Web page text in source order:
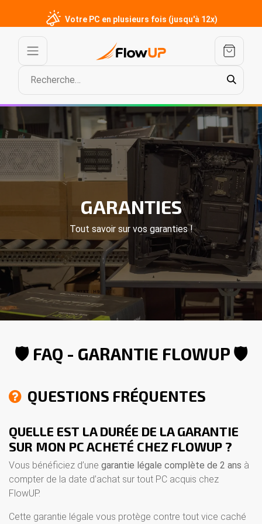
Votre PC en plusieurs fois (jusqu'à 12x)
GARANTIES
Tout savoir sur vos garanties !
🛡️ FAQ - GARANTIE FLOWUP 🛡️
QUESTIONS FRÉQUENTES
QUELLE EST LA DURÉE DE LA GARANTIE
SUR MON PC ACHETÉ CHEZ FLOWUP ?
Vous bénéficiez d’une garantie légale complète de 2 ans à
compter de la date d’achat sur tout PC acquis chez
FlowUP.
Cette garantie légale vous protège contre tout vice caché